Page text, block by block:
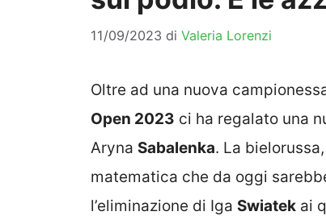
11/09/2023 di Valeria Lorenzi
Oltre ad una nuova
Open 2023 ci ha regalato una
Aryna Sabalenka. La
matematica che da oggi
l’eliminazione di Iga Swiatek ai